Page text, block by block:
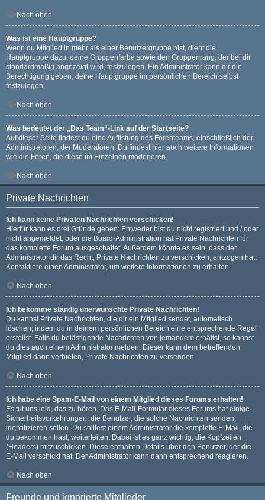
Nach oben
Was ist eine Hauptgruppe?
Wenn du Mitglied in mehr als einer Benutzergruppe bist, dient die
Hauptgruppe dazu, deine Gruppenfarbe sowie den Gruppenrang, der bei dir
standardmäßig angezeigt wird, festzulegen. Ein Administrator kann dir die
Berechtigung geben, deine Hauptgruppe im persönlichen Bereich selbst
festzulegen.
Nach oben
Was bedeutet der „Das Team“-Link auf der Startseite?
Auf dieser Seite findest du eine Auflistung des Forenteams, einschließlich der
Administratoren, der Moderatoren. Du findest hier auch weitere Informationen
wie die Foren, die diese im Einzelnen moderieren.
Nach oben
Private Nachrichten
Ich kann keine Privaten Nachrichten verschicken!
Hierfür kann es drei Gründe geben: Entweder bist du nicht registriert und / oder
nicht angemeldet, oder die Board-Administration hat Private Nachrichten für
das komplette Forum ausgeschaltet. Außerdem könnte es sein, dass der
Administrator dir das Recht, Private Nachrichten zu verschicken, entzogen hat.
Kontaktiere einen Administrator, um weitere Informationen zu erhalten.
Nach oben
Ich bekomme ständig unerwünschte Private Nachrichten!
Du kannst Private Nachrichten, die dir ein Mitglied sendet, automatisch
löschen, indem du in deinem persönlichen Bereich eine entsprechende Regel
erstellst. Falls du belästigende Nachrichten von jemandem erhältst, so kannst
du dies auch einem Administrator melden. Dieser kann dem betreffenden
Mitglied dann verbieten, Private Nachrichten zu versenden.
Nach oben
Ich habe eine Spam-E-Mail von einem Mitglied dieses Forums erhalten!
Es tut uns leid, das zu hören. Das E-Mail-Formular dieses Forums hat einige
Sicherheitsvorkehrungen, die Benutzer, die solche Nachrichten senden,
identifizieren sollen. Du solltest einem Administrator die komplette E-Mail, die
du bekommen hast, weiterleiten. Dabei ist es ganz wichtig, die Kopfzeilen
(Headers) mitzuschicken. Diese enthalten Details über den Benutzer, der die
E-Mail verschickt hat. Der Administrator kann dann entsprechend reagieren.
Nach oben
Freunde und ignorierte Mitglieder